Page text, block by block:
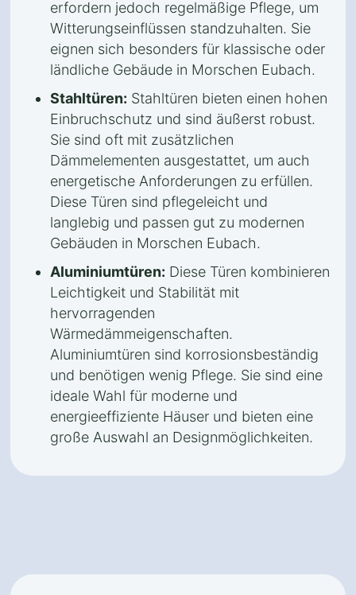
erfordern jedoch regelmäßige Pflege, um
Witterungseinflüssen standzuhalten. Sie
eignen sich besonders für klassische oder
ländliche Gebäude in Morschen Eubach.
Stahltüren: Stahltüren bieten einen hohen
Einbruchschutz und sind äußerst robust.
Sie sind oft mit zusätzlichen
Dämmelementen ausgestattet, um auch
energetische Anforderungen zu erfüllen.
Diese Türen sind pflegeleicht und
langlebig und passen gut zu modernen
Gebäuden in Morschen Eubach.
Aluminiumtüren: Diese Türen kombinieren
Leichtigkeit und Stabilität mit
hervorragenden
Wärmedämmeigenschaften.
Aluminiumtüren sind korrosionsbeständig
und benötigen wenig Pflege. Sie sind eine
ideale Wahl für moderne und
energieeffiziente Häuser und bieten eine
große Auswahl an Designmöglichkeiten.